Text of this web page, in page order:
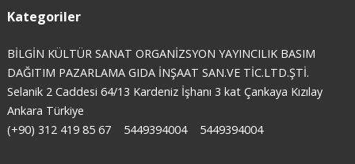
Kategoriler
BİLGİN KÜLTÜR SANAT ORGANİZSYON YAYINCILIK BASIM
DAĞITIM PAZARLAMA GIDA İNŞAAT SAN.VE TİC.LTD.ŞTİ.
Selanik 2 Caddesi 64/13 Kardeniz İşhanı 3 kat Çankaya Kızılay
Ankara Türkiye
(+90) 312 419 85 67
5449394004 5449394004